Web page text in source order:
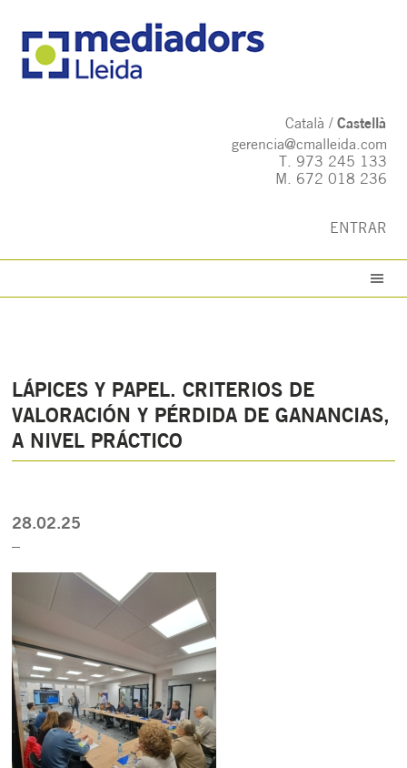
Català
Castellà
gerencia@cmalleida.com
T. 973 245 133
M. 672 018 236
ENTRAR
LÁPICES Y PAPEL. CRITERIOS DE
VALORACIÓN Y PÉRDIDA DE GANANCIAS,
A NIVEL PRÁCTICO
28.02.25